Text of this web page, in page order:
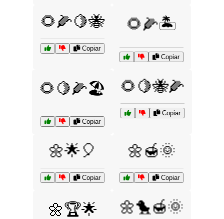
🌻🌽🍋🐝
Copiar
🌻🌽🏝️
Copiar
🌻🍋🌽🏖️
Copiar
🌻🍋🐝🌽
Copiar
🌼🌟🎈
Copiar
🌼🍯🌞
Copiar
🌼🏆🌟 🌼🐤🍯🌞